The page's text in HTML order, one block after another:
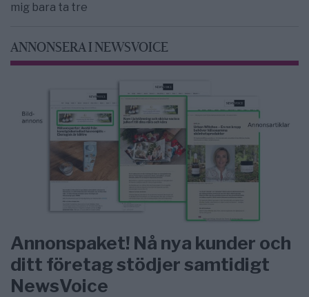
mig bara ta tre
ANNONSERA I NEWSVOICE
Annonspaket! Nå nya kunder och
ditt företag stödjer samtidigt
NewsVoice